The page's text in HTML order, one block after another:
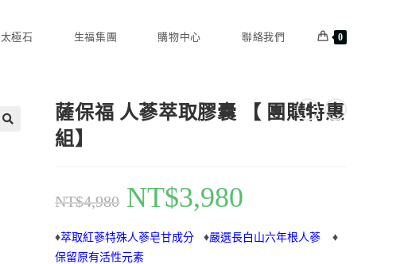
太極石 生福集團 購物中心 聯絡我們 0
薩保福 人蔘萃取膠囊 【 團購特惠
組】
NT$4,980 NT$3,980
♦萃取紅蔘特殊人蔘皂甘成分 ♦嚴選長白山六年根人蔘 ♦
保留原有活性元素